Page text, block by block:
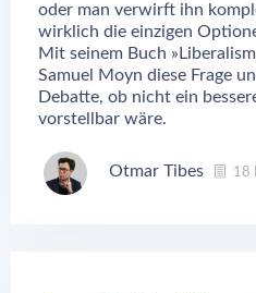
oder man verwirft ihn
wirklich die einzigen
Mit seinem Buch
Samuel Moyn diese Frage
Debatte, ob nicht ein
vorstellbar wäre.
Otmar Tibes 18